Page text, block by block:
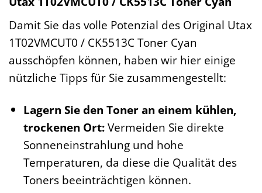
Damit Sie das volle Potenzial des Original Utax
1T02VMCUT0 / CK5513C Toner Cyan
ausschöpfen können, haben wir hier einige
nützliche Tipps für Sie zusammengestellt:
Lagern Sie den Toner an einem kühlen,
trockenen Ort:Vermeiden Sie direkte
Sonneneinstrahlung und hohe
Temperaturen, da diese die Qualität des
Toners beeinträchtigen können.